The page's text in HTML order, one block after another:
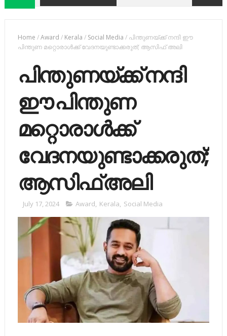
Home /Award / Kerala / Social Media / പിന്തുണയ്ക്ക് നന്ദി ഈ
പിന്തുണ മറ്റൊരാൾക്ക് വേദനയുണ്ടാക്കരുത്; ആസിഫ് അലി
പിന്തുണയ്ക്ക് നന്ദി
ഈ പിന്തുണ
മറ്റൊരാൾക്ക്
വേദനയുണ്ടാക്കരുത്;
ആസിഫ് അലി
July 17, 2024 Award, Kerala, Social Media